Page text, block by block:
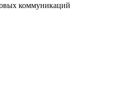
коммуникаций